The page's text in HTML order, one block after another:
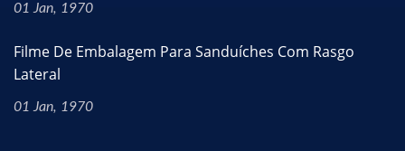
01 Jan, 1970
Filme De Embalagem Para Sanduíches Com Rasgo
Lateral
01 Jan, 1970